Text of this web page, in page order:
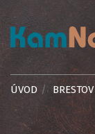
ÚVOD